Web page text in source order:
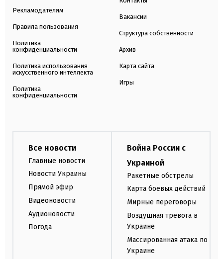
Рекламодателям
Правила пользования
Политика
конфиденциальности
Политика использования
искусственного интеллекта
Политика
конфиденциальности
Вакансии
Структура собственности
Архив
Карта сайта
Игры
Все новости
Главные новости
Новости Украины
Прямой эфир
Видеоновости
Аудионовости
Погода
Война России с
Украиной
Ракетные обстрелы
Карта боевых действий
Мирные переговоры
Воздушная тревога в
Украине
Массированная атака по
Украине